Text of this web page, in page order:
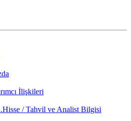
İlişkileri
Hisse / Tahvil ve Analist Bilgisi